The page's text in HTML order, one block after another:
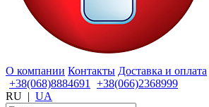
О компании Контакты Доставка и оплата
+38(068)8884691
+38(066)2368999
RU | UA